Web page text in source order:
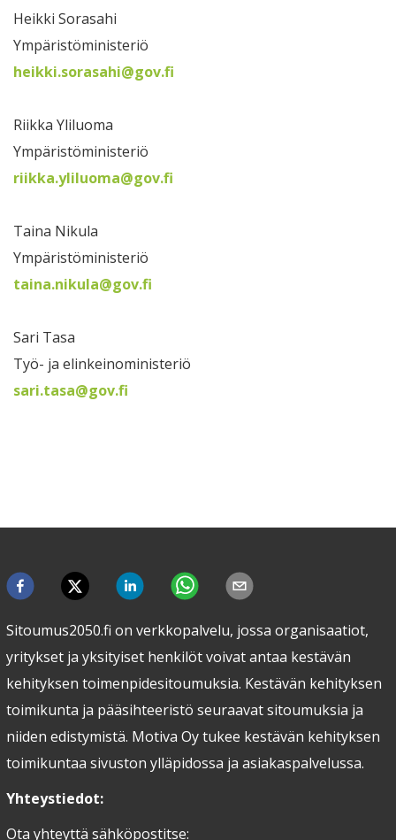
Heikki Sorasahi
Ympäristöministeriö
heikki.sorasahi@gov.fi
Riikka Yliluoma
Ympäristöministeriö
riikka.yliluoma@gov.fi
Taina Nikula
Ympäristöministeriö
taina.nikula@gov.fi
Sari Tasa
Työ- ja elinkeinoministeriö
sari.tasa@gov.fi
Sitoumus2050.fi on verkkopalvelu, jossa organisaatiot,
yritykset ja yksityiset henkilöt voivat antaa kestävän
kehityksen toimenpidesitoumuksia. Kestävän kehityksen
toimikunta ja pääsihteeristö seuraavat sitoumuksia ja
niiden edistymistä. Motiva Oy tukee kestävän kehityksen
toimikuntaa sivuston ylläpidossa ja asiakaspalvelussa.
Yhteystiedot:
Ota yhteyttä sähköpostitse: